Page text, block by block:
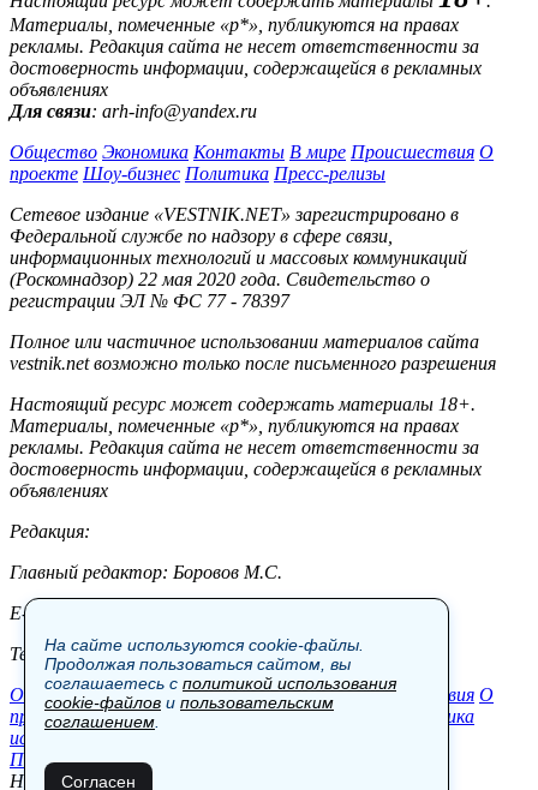
Материалы, помеченные «р*», публикуются на правах
рекламы. Редакция сайта не несет ответственности за
достоверность информации, содержащейся в рекламных
объявлениях
Для связи: arh-info@yandex.ru
Общество Экономика Контакты В мире Происшествия О
проекте Шоу-бизнес Политика Пресс-релизы
Сетевое издание «VESTNIK.NET» зарегистрировано в
Федеральной службе по надзору в сфере связи,
информационных технологий и массовых коммуникаций
(Роскомнадзор) 22 мая 2020 года. Свидетельство о
регистрации ЭЛ № ФС 77 - 78397
Полное или частичное использовании материалов сайта
vestnik.net возможно только после письменного разрешения
Настоящий ресурс может содержать материалы 18+.
Материалы, помеченные «р*», публикуются на правах
рекламы. Редакция сайта не несет ответственности за
достоверность информации, содержащейся в рекламных
объявлениях
Редакция:
Главный редактор: Боровов М.С.
E-mail: site@vestnik.net, reb.msk@yandex.ru
Тел.: +7 (921) 720-00-97
Общество Экономика Контакты В мире Происшествия О
проекте Шоу-бизнес Политика Пресс-релизы
Политика
использования cookie-файлов
Пользовательское соглашение
Новости, аналитика, прогнозы и другие материалы,
На сайте используются cookie-файлы.
Продолжая пользоваться сайтом, вы
соглашаетесь с политикой использования
cookie-файлов и пользовательским
соглашением
Согласен